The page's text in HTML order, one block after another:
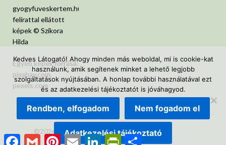
gyogyfuveskertem.hu
felirattal ellátott
képek © Szikora
Hilda
Egyéb képek forrása:
pixabay.com,
pexels.com
©2026 GyógyfüvesKertem| Design:Newspaperly
WordPress Theme
Facebook
Gmail Pinterest
Email LinkedInPrintFriendly
Ossza
Kedves Látogató! Ahogy minden más weboldal, mi is cookie-kat
használunk, amik segítenek minket a lehető legjobb
szolgáltatások nyújtásában. A honlap további használatával ezt
és az adatkezelési tájékoztatót is jóváhagyod.
Rendben, elfogadom Nem fogadom el
Adatkezelési tájékoztató